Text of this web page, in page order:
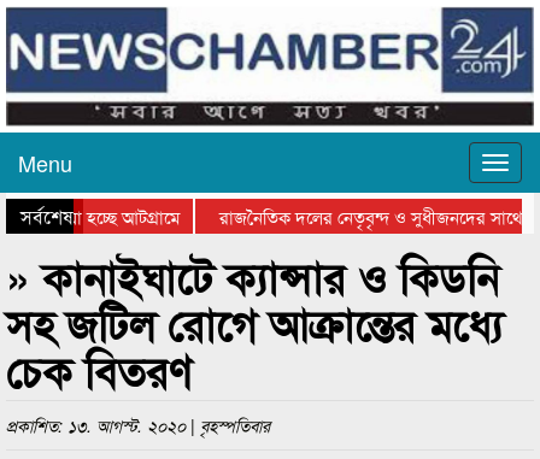
Menu
সর্বশেষ
যাওয়া হচ্ছে আটগ্রামে
রাজনৈতিক দলের নেতৃবৃন্দ ও সুধীজনদের সাথে
পুরস্কার বিতরণ সম্পন্ন
সিলেটে বাংলাদেশ গ্রুপ থিয়েটার ফেডারেশানের
» কানাইঘাটে ক্যান্সার ও কিডনি
সহ জটিল রোগে আক্রান্তের মধ্যে
চেক বিতরণ
প্রকাশিত: ১৩. আগস্ট. ২০২০ | বৃহস্পতিবার